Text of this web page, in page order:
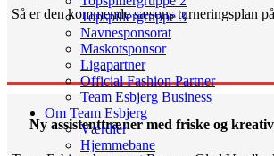
Topspillergruppe 3
Navnesponsorat
Maskotsponsor
Ligapartner
Official Fashion Partner
Team Esbjerg Business
Om Team Esbjerg
Værdier
Hjemmebane
Så er den kommende sæsons turneringsplan
Ny assistenttræner med friske og